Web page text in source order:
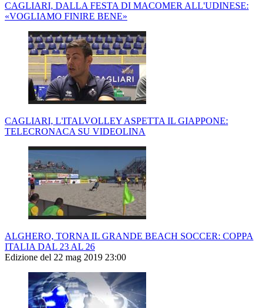
CAGLIARI, DALLA FESTA DI MACOMER ALL'UDINESE:
«VOGLIAMO FINIRE BENE»
CAGLIARI, L'ITALVOLLEY ASPETTA IL GIAPPONE:
TELECRONACA SU VIDEOLINA
ALGHERO, TORNA IL GRANDE BEACH SOCCER: COPPA
ITALIA DAL 23 AL 26
Edizione del 22 mag 2019 23:00